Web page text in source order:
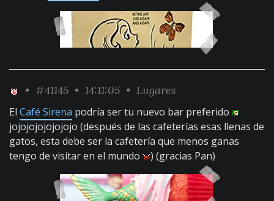
• #41145 • 14:11:05 • Lugares
El Café Sirena podría ser tu nuevo bar preferido
jojojojojojojojo (después de las cafeterías esas llenas de
gatos, esta debe ser la cafetería que menos ganas
tengo de visitar en el mundo
) (gracias Pan)